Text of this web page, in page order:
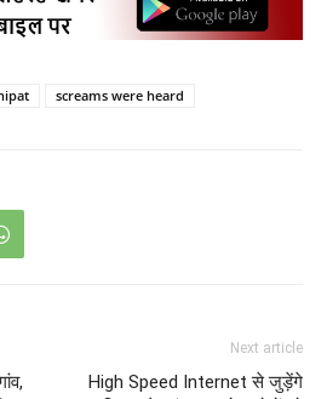
screams were heard
Next article
High Speed Internet से जुड़ेंगे